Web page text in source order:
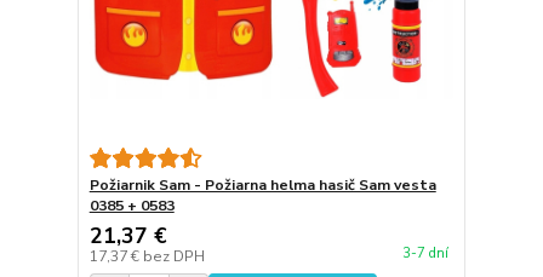
Požiarnik Sam - Požiarna helma hasič Sam vesta
0385 + 0583
21,37 €
17,37 € bez DPH 3-7 dní